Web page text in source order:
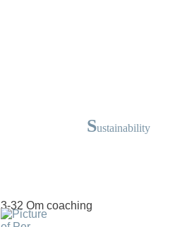
Sustainability
3-32 Om coaching